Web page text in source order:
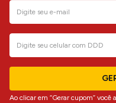
Ao clicar em “Gerar cupom” você